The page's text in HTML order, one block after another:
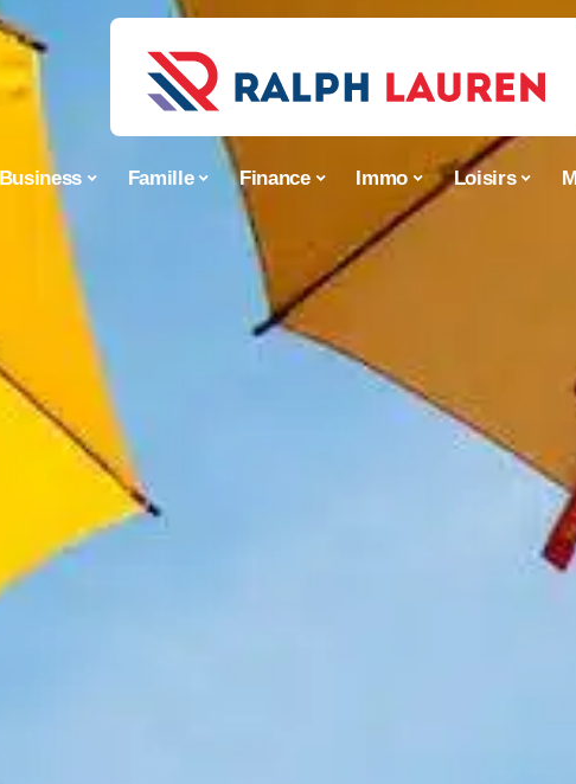
Business Famille Finance Immo Loisirs